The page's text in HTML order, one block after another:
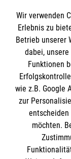
Impressum
Kontakt
Die
Malteser
Wir verwenden
Erlebnis zu
Betrieb unserer
dabei,
Funktionen
wie z.B. Google
zur
entscheiden
möchten.